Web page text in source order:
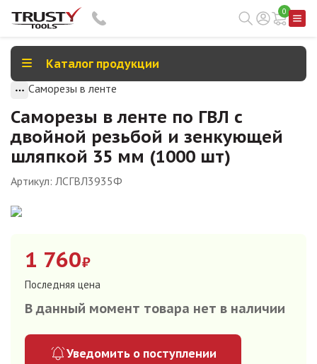
0
Каталог продукции
Саморезы в ленте
Саморезы в ленте по ГВЛ с
двойной резьбой и зенкующей
шляпкой 35 мм (1000 шт)
Артикул: ЛСГВЛ3935Ф
1 760₽
Последняя цена
В данный момент товара нет в наличии
Уведомить о поступлении